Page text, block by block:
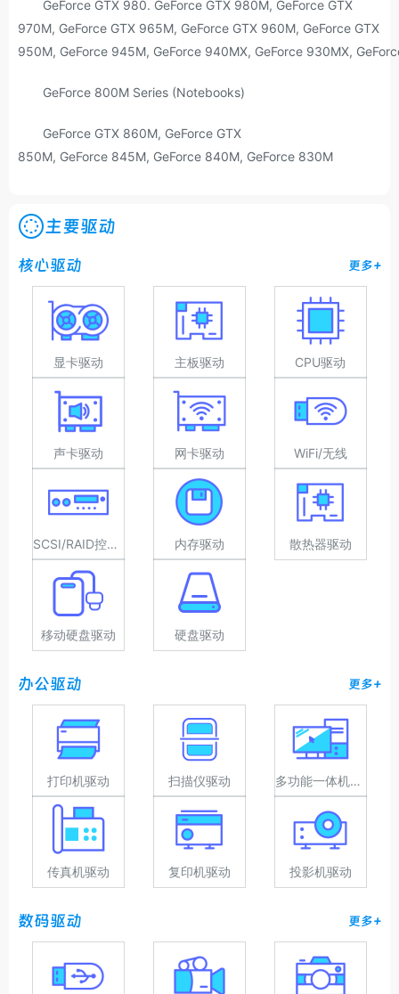
GeForce GTX 980. GeForce GTX 980M, GeForce GTX
970M, GeForce GTX 965M, GeForce GTX 960M, GeForce GTX
950M, GeForce 945M, GeForce 940MX, GeForce 930MX,
GeForce 800M Series (Notebooks)
GeForce GTX 860M, GeForce GTX
850M, GeForce 845M, GeForce 840M, GeForce 830M
主要驱动
核心驱动 更多+
显卡驱动 主板驱动 CPU驱动
声卡驱动 网卡驱动 WiFi/无线
SCSI/RAID控制器驱动 内存驱动 散热器驱动
移动硬盘驱动 硬盘驱动
办公驱动 更多+
打印机驱动 扫描仪驱动 多功能一体机驱动
传真机驱动 复印机驱动 投影机驱动
数码驱动 更多+